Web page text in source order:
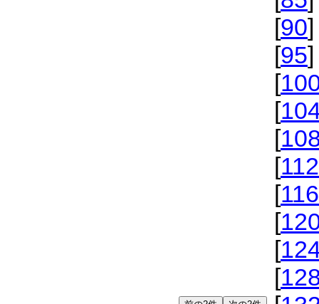
[90]
[95]
[
[
[
[112
[116
[
[
[